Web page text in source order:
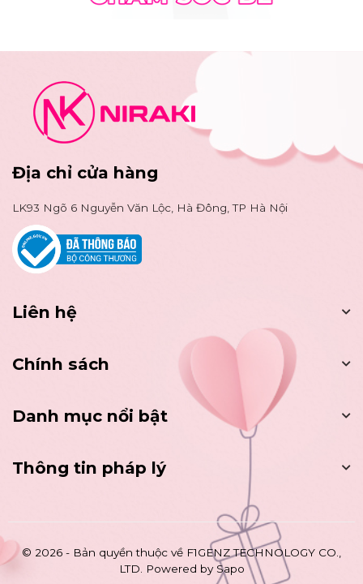
Địa chỉ cửa hàng
LK93 Ngõ 6 Nguyễn Văn Lộc, Hà Đông, TP Hà Nội
Liên hệ
Chính sách
Danh mục nổi bật
Thông tin pháp lý
© 2026 - Bản quyền thuộc về F1GENZ TECHNOLOGY CO.,
LTD.
Powered by Sapo